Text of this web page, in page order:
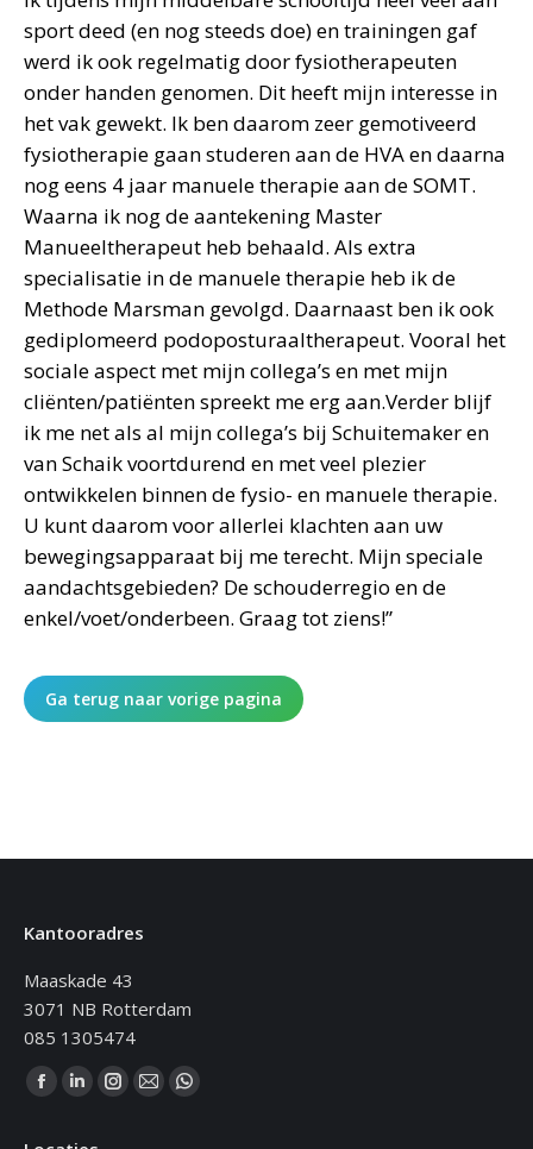
sport deed (en nog steeds doe) en trainingen gaf
werd ik ook regelmatig door fysiotherapeuten
onder handen genomen. Dit heeft mijn interesse in
het vak gewekt. Ik ben daarom zeer gemotiveerd
fysiotherapie gaan studeren aan de HVA en daarna
nog eens 4 jaar manuele therapie aan de SOMT.
Waarna ik nog de aantekening Master
Manueeltherapeut heb behaald. Als extra
specialisatie in de manuele therapie heb ik de
Methode Marsman gevolgd. Daarnaast ben ik ook
gediplomeerd podoposturaaltherapeut. Vooral het
sociale aspect met mijn collega’s en met mijn
cliënten/patiënten spreekt me erg aan.Verder blijf
ik me net als al mijn collega’s bij Schuitemaker en
van Schaik voortdurend en met veel plezier
ontwikkelen binnen de fysio- en manuele therapie.
U kunt daarom voor allerlei klachten aan uw
bewegingsapparaat bij me terecht. Mijn speciale
aandachtsgebieden? De schouderregio en de
enkel/voet/onderbeen. Graag tot ziens!”
Ga terug naar vorige pagina
Kantooradres
Maaskade 43
3071 NB Rotterdam
085 1305474
Vind ons op:
Facebook
LinkedinInstagram
MailWhatsApp